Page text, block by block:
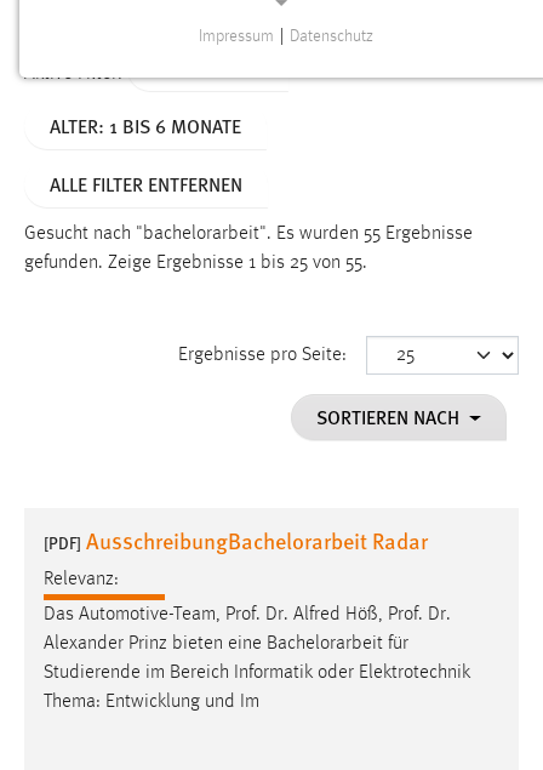
Aktive Filter:
ALTER: 1 BIS 6 MONATE
ALLE FILTER ENTFERNEN
Gesucht nach "bachelorarbeit". Es wurden 55 Ergebnisse
gefunden. Zeige Ergebnisse 1 bis 25 von 55.
Ergebnisse pro Seite:
SORTIEREN NACH
[PDF] AusschreibungBachelorarbeit Radar
Relevanz:
Das Automotive-Team, Prof. Dr. Alfred Höß, Prof. Dr.
Alexander Prinz bieten eine Bachelorarbeit für
Studierende im Bereich Informatik oder Elektrotechnik
Thema: Entwicklung und Im
Funktionen und sind für die einwandfreie Funktion der
Name:
Dieser Cookie speichert die ausgewählten Einverständnis-
Performance
Name:
staticfilecache
Zweck:
Für performante Seitenauslieferung wird in diesem Cookie
gespeichert, ob man eingeloggt ist.
Impressum Datenschutz